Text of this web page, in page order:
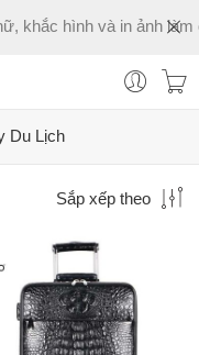
khắc hình và in ảnh làm
Du Lịch
Sắp xếp theo